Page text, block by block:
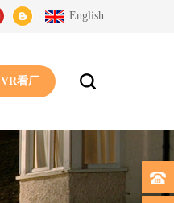
English
VR看厂